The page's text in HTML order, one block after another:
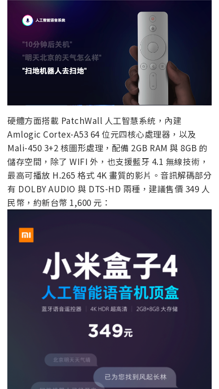
硬體方面搭載 PatchWall 人工智慧系统，內建
Amlogic Cortex-A53 64 位元四核心處理器，以及
Mali-450 3+2 核圖形處理，配備 2GB RAM 與 8GB 的
儲存空間，除了 WIFI 外，也支援藍牙 4.1 無線技術，
最高可播放 H.265 格式 4K 畫質的影片。音訊解碼部分
有 DOLBY AUDIO 與 DTS-HD 兩種，建議售價 349 人
民幣，約新台幣 1,600 元：